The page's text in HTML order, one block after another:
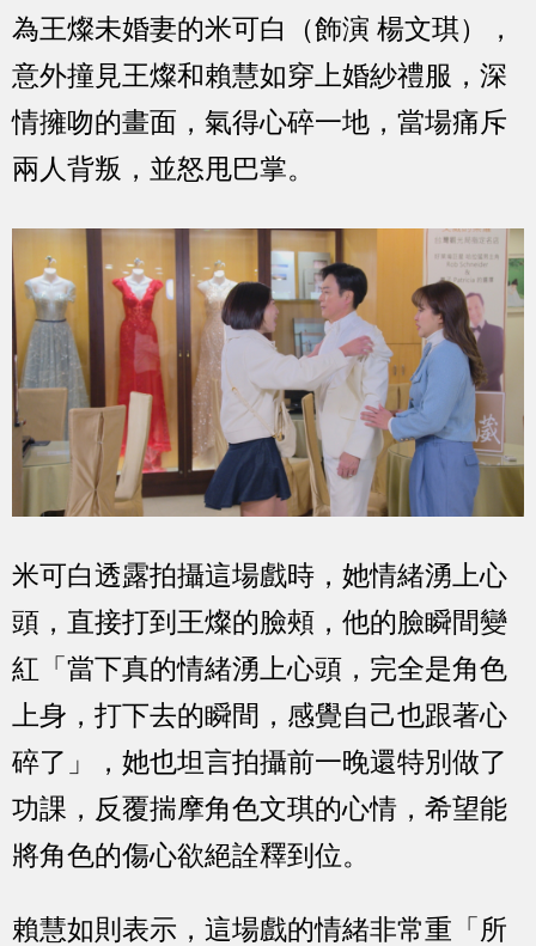
為王燦未婚妻的米可白（飾演 楊文琪），
意外撞見王燦和賴慧如穿上婚紗禮服，深
情擁吻的畫面，氣得心碎一地，當場痛斥
兩人背叛，並怒甩巴掌。
米可白透露拍攝這場戲時，她情緒湧上心
頭，直接打到王燦的臉頰，他的臉瞬間變
紅「當下真的情緒湧上心頭，完全是角色
上身，打下去的瞬間，感覺自己也跟著心
碎了」，她也坦言拍攝前一晚還特別做了
功課，反覆揣摩角色文琪的心情，希望能
將角色的傷心欲絕詮釋到位。
賴慧如則表示，這場戲的情緒非常重「所